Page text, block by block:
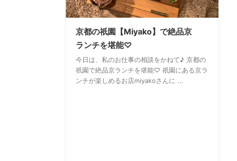
京都の祇園【Miyako】で絶品京
ランチを堪能♡
今日は、私のお仕事の相談をかねて♪ 京都の
祇園で絶品京ランチを堪能♡ 祇園にある京ラ
ンチが楽しめるお店miyakoさんに ...